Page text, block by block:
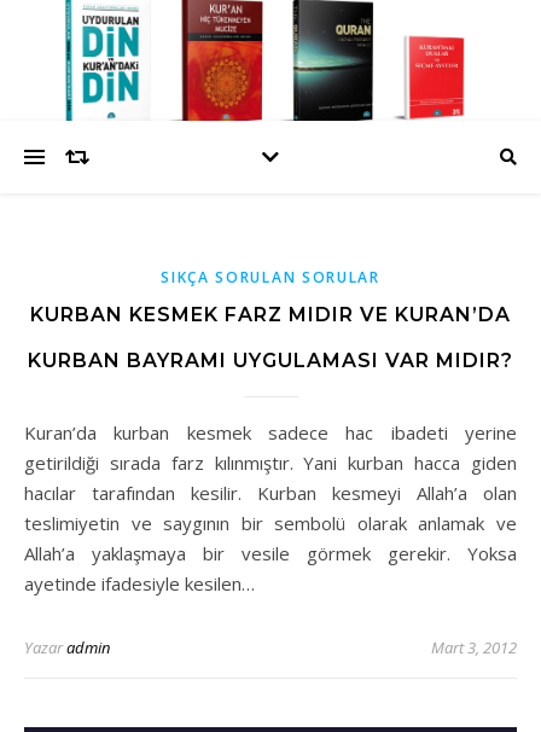
SIKÇA SORULAN SORULAR
KURBAN KESMEK FARZ MIDIR VE KURAN’DA
KURBAN BAYRAMI UYGULAMASI VAR MIDIR?
Kuran’da kurban kesmek sadece hac ibadeti yerine
getirildiği sırada farz kılınmıştır. Yani kurban hacca giden
hacılar tarafından kesilir. Kurban kesmeyi Allah’a olan
teslimiyetin ve saygının bir sembolü olarak anlamak ve
Allah’a yaklaşmaya bir vesile görmek gerekir. Yoksa
ayetinde ifadesiyle kesilen…
Yazaradmin Mart 3, 2012